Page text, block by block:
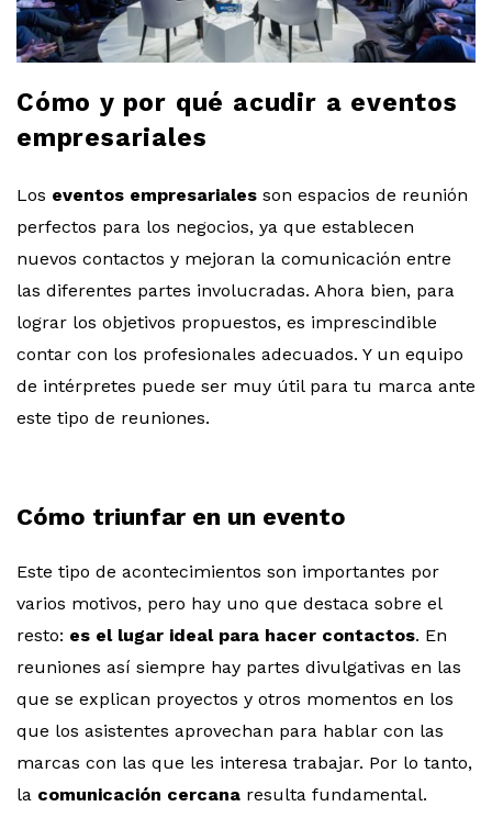
b
o
g
Cómo y por qué acudir a eventos
empresariales
Los eventos empresariales son espacios de reunión
perfectos para los negocios, ya que establecen
nuevos contactos y mejoran la comunicación entre
las diferentes partes involucradas. Ahora bien, para
lograr los objetivos propuestos, es imprescindible
contar con los profesionales adecuados. Y un equipo
de intérpretes puede ser muy útil para tu marca ante
este tipo de reuniones.
Cómo triunfar en un evento
Este tipo de acontecimientos son importantes por
varios motivos, pero hay uno que destaca sobre el
resto: es el lugar ideal para hacer contactos. En
reuniones así siempre hay partes divulgativas en las
que se explican proyectos y otros momentos en los
que los asistentes aprovechan para hablar con las
marcas con las que les interesa trabajar. Por lo tanto,
la comunicación cercana resulta fundamental.